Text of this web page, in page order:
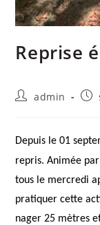
Reprise
admin
Depuis le 01
repris. Animée
tous le mercredi
pratiquer cette
nager 25 mètres